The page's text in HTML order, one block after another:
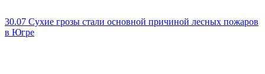
30.07 Сухие грозы стали основной причиной лесных пожаров
в Югре